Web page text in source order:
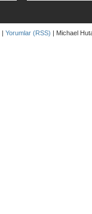
| Yorumlar (RSS) | Michael